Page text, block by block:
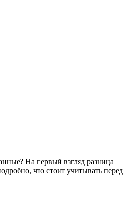
На первый взгляд разница
что стоит учитывать перед